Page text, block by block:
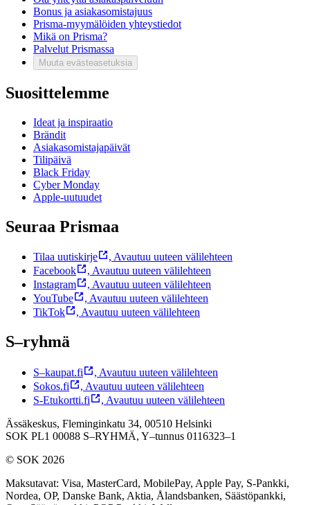
Bonus ja asiakasomistajuus
Prisma-myymälöiden yhteystiedot
Mikä on Prisma?
Palvelut Prismassa
Muuta evästeasetuksia
Suosittelemme
Ideat ja inspiraatio
Brändit
Asiakasomistajapäivät
Tilipäivä
Black Friday
Cyber Monday
Apple-uutuudet
Seuraa Prismaa
Tilaa uutiskirje , Avautuu uuteen välilehteen
Facebook
, Avautuu uuteen välilehteen
Instagram
, Avautuu uuteen välilehteen
YouTube
, Avautuu uuteen välilehteen
TikTok
, Avautuu uuteen välilehteen
S–ryhmä
S–kaupat.fi , Avautuu uuteen välilehteen
Sokos.fi
, Avautuu uuteen välilehteen
S-Etukortti.fi
, Avautuu uuteen välilehteen
Ässäkeskus, Fleminginkatu 34, 00510 Helsinki
SOK PL1 00088 S–RYHMÄ, Y–tunnus 0116323–1
© SOK 2026
Maksutavat: Visa, MasterCard, MobilePay, Apple Pay, S-Pankki,
Nordea, OP, Danske Bank, Aktia, Ålandsbanken, Säästöpankki,